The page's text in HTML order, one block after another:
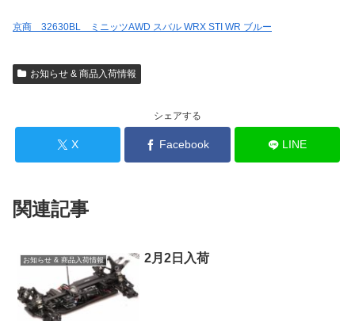
京商 32630BL ミニッツAWD スバル WRX STI WR ブルー
お知らせ & 商品入荷情報
シェアする
X Facebook LINE
関連記事
お知らせ & 商品入荷情報 2月2日入荷